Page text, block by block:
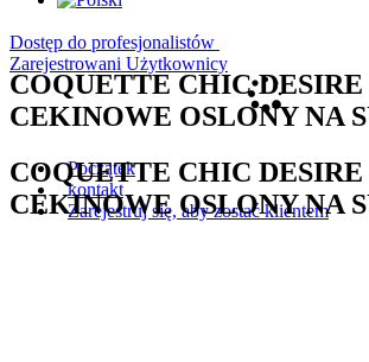
Dostęp do profesjonalistów
Zarejestrowani Użytkownicy
Początek
kontakt
Zarejestruj się, aby zostać klientem
COQUETTE CHIC
CEKINOWE OSLONY NA
COQUETTE CHIC
CEKINOWE OSLONY NA